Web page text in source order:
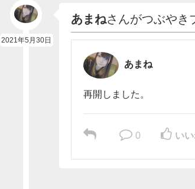
2021年5月30日
あまねさんがつぶやき
あまね
再開しました。
0 い